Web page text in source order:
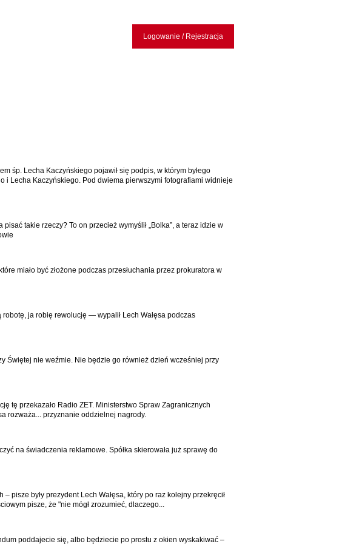
Logowanie / Rejestracja
śp. Lecha Kaczyńskiego pojawił się podpis, w którym byłego
i Lecha Kaczyńskiego. Pod dwiema pierwszymi fotografiami widnieje
takie rzeczy? To on przecież wymyślił „Bolka”, a teraz idzie w
miało być złożone podczas przesłuchania przez prokuratora w
ja robię rewolucję — wypalił Lech Wałęsa podczas
Świętej nie weźmie. Nie będzie go również dzień wcześniej przy
tę przekazało Radio ZET. Ministerstwo Spraw Zagranicznych
rozważa... przyznanie oddzielnej nagrody.
na świadczenia reklamowe. Spółka skierowała już sprawę do
pisze były prezydent Lech Wałęsa, który po raz kolejny przekręcił
pisze, że "nie mógł zrozumieć, dlaczego...
poddajecie się, albo będziecie po prostu z okien wyskakiwać –